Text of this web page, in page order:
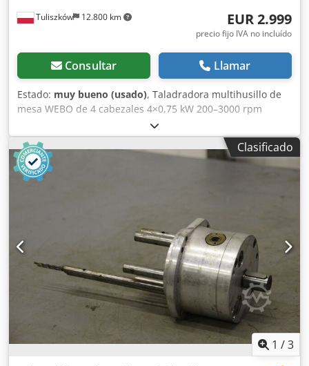
Tuliszków 12.800 km EUR 2.999
precio fijo IVA no incluído
Consultar Llamar
Estado: muy bueno (usado), Taladradora multihusillo de
mesa WEBO de 4 cabezales 4×0,75 kW 200–3000 rpm
Clasificado
1 /3